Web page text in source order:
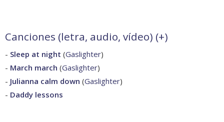
Canciones (letra, audio, vídeo) (+)
- Sleep at night (Gaslighter)
- March march (Gaslighter)
- Julianna calm down (Gaslighter)
- Daddy lessons